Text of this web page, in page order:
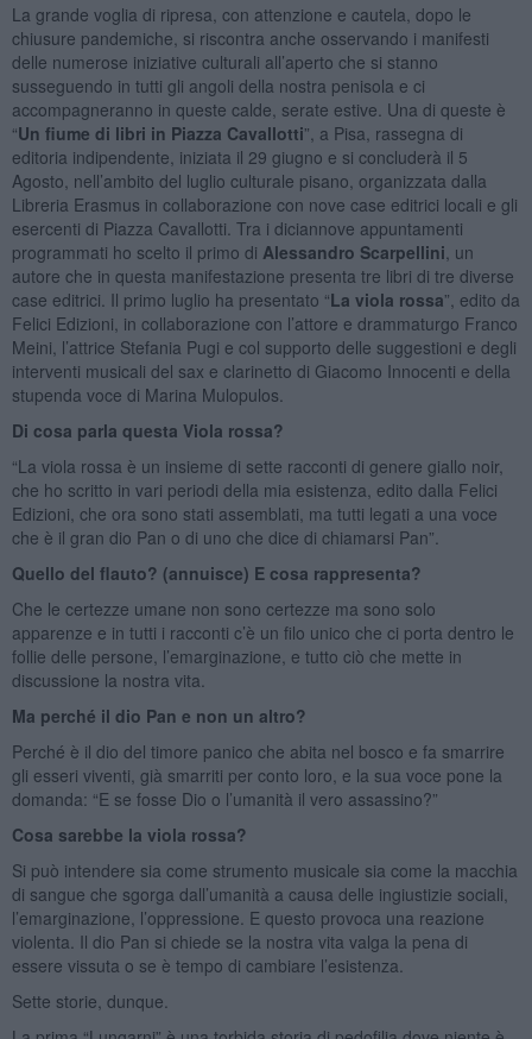
La grande voglia di ripresa, con attenzione e cautela, dopo le
chiusure pandemiche, si riscontra anche osservando i manifesti
delle numerose iniziative culturali all’aperto che si stanno
susseguendo in tutti gli angoli della nostra penisola e ci
accompagneranno in queste calde, serate estive. Una di queste è
“Un fiume di libri in Piazza Cavallotti”, a Pisa, rassegna di
editoria indipendente, iniziata il 29 giugno e si concluderà il 5
Agosto, nell’ambito del luglio culturale pisano, organizzata dalla
Libreria Erasmus in collaborazione con nove case editrici locali e gli
esercenti di Piazza Cavallotti. Tra i diciannove appuntamenti
programmati ho scelto il primo di Alessandro Scarpellini , un
autore che in questa manifestazione presenta tre libri di tre diverse
case editrici. Il primo luglio ha presentato “La viola rossa”, edito da
Felici Edizioni, in collaborazione con l’attore e drammaturgo Franco
Meini, l’attrice Stefania Pugi e col supporto delle suggestioni e degli
interventi musicali del sax e clarinetto di Giacomo Innocenti e della
stupenda voce di Marina Mulopulos.
Di cosa parla questa Viola rossa?
“La viola rossa è un insieme di sette racconti di genere giallo noir,
che ho scritto in vari periodi della mia esistenza, edito dalla Felici
Edizioni, che ora sono stati assemblati, ma tutti legati a una voce
che è il gran dio Pan o di uno che dice di chiamarsi Pan”.
Quello del flauto? (annuisce) E cosa rappresenta?
Che le certezze umane non sono certezze ma sono solo
apparenze e in tutti i racconti c’è un filo unico che ci porta dentro le
follie delle persone, l’emarginazione, e tutto ciò che mette in
discussione la nostra vita.
Ma perché il dio Pan e non un altro?
Perché è il dio del timore panico che abita nel bosco e fa smarrire
gli esseri viventi, già smarriti per conto loro, e la sua voce pone la
domanda: “E se fosse Dio o l’umanità il vero assassino?”
Cosa sarebbe la viola rossa?
Si può intendere sia come strumento musicale sia come la macchia
di sangue che sgorga dall’umanità a causa delle ingiustizie sociali,
l’emarginazione, l’oppressione. E questo provoca una reazione
violenta. Il dio Pan si chiede se la nostra vita valga la pena di
essere vissuta o se è tempo di cambiare l’esistenza.
Sette storie, dunque.